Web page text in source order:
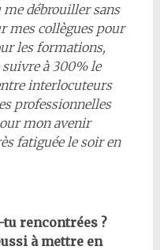
me débrouiller sans
mes collègues pour
les formations,
à 300% le
interlocuteurs
professionnelles
mon avenir
fatiguée le soir en
tu rencontrées ?
à mettre en